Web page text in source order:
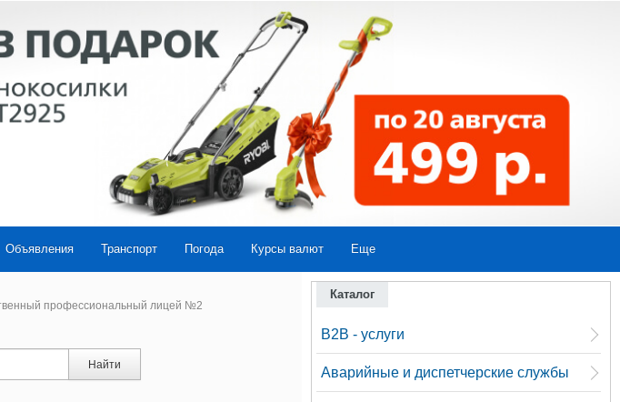
Объявления Транспорт Погода Курсы валют Еще
профессиональный лицей №2
Найти
Каталог
B2B - услуги
Аварийные и диспетчерские службы